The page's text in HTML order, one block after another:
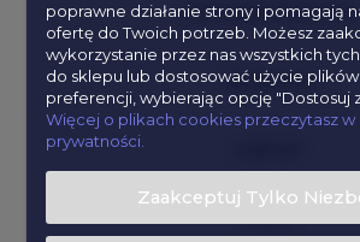
POPULARNE KATEGORIE
INFORMACJE
poprawne działanie strony i pomagają
ofertę do Twoich potrzeb. Możesz
wykorzystanie przez nas wszystkich
do sklepu lub dostosować użycie
preferencji, wybierając opcję "Dostosuj
Więcej o plikach cookies przeczytasz w
prywatności.
Zaakceptuj Tylko